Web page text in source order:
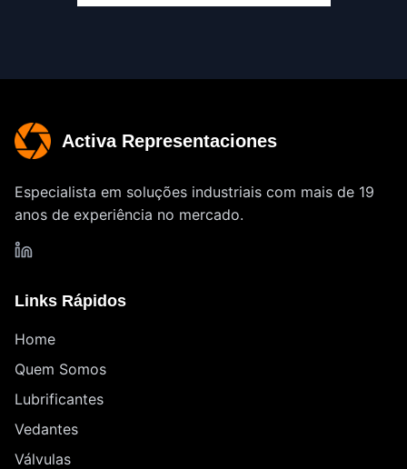
Activa Representaciones
Especialista em soluções industriais com mais de 19
anos de experiência no mercado.
Links Rápidos
Home
Quem Somos
Lubrificantes
Vedantes
Válvulas